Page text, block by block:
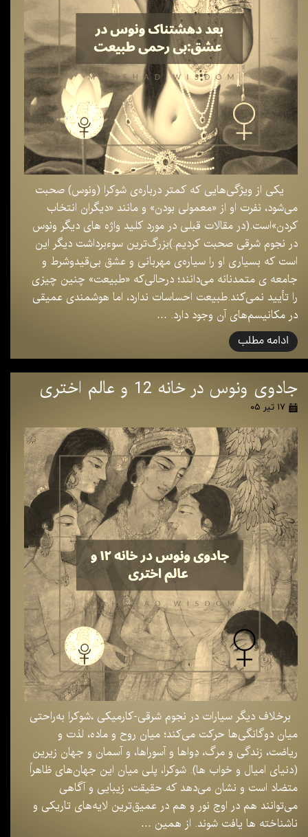
یکی از ویژگی‌هایی که کمتر درباره‌ی شوکرا (ونوس) صحبت
می‌شود، نفرت او از «معمولی بودن» و مانند «دیگران انتخاب
کردن»است.(در مقالات قبلی در مورد کلید واژه های دیگر ونوس
در نجوم شرقی صحبت کردیم.)بزرگ‌ترین سوءبرداشت‌ دیگر این
است که بسیاری او را سیاره‌ی مهربانی و عشق بی‌قیدوشرط و
جامعه ی متمدنانه می‌دانند؛ درحالی‌که «طبیعت» چنین چیزی
را تأیید نمی‌کند.طبیعت احساسات ندارد، اما هوشمندی عمیقی
در مکانیسم‌های آن وجود دارد. …
ادامه مطلب
جادوی ونوس در خانه 12 و عالم اختری
۱۷ تیر ۰۵
برخلاف دیگر سیارات در نجوم شرقی-کارمیکی ،شوکرا به‌راحتی
میان دوگانگی‌ها حرکت می‌کند؛ میان روح و ماده، لذت و
ریاضت، زندگی و مرگ، دِواها و آسوراها، و آسمان و جهان زیرین
(دنیای امیال و خواب ها). شوکرا، پلی میان این جهان‌های ظاهراً
متضاد است و نشان می‌دهد که حقیقت، زیبایی و آگاهی
می‌توانند هم در اوج نور و هم در عمیق‌ترین لایه‌های تاریکی و
ناشناخته ها یافت شوند. از همین …